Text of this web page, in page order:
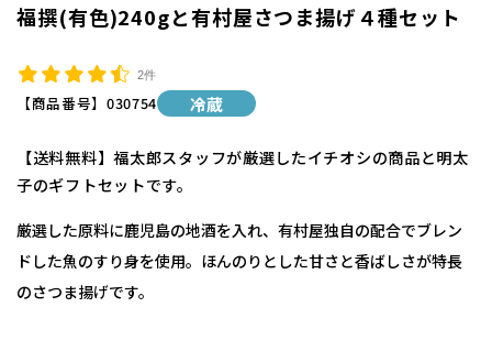
福撰(有色)240gと有村屋さつま揚げ４種セット
2件
【商品番号】 030754 冷蔵
【送料無料】福太郎スタッフが厳選したイチオシの商品と明太
子のギフトセットです。
厳選した原料に鹿児島の地酒を入れ、有村屋独自の配合でブレン
ドした魚のすり身を使用。ほんのりとした甘さと香ばしさが特長
のさつま揚げです。